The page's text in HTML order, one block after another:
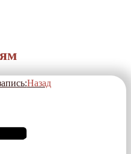
Назад